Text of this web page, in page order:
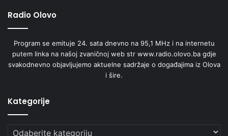
Radio Olovo
Program se emituje 24. sata dnevno na 95,1 MHz i na internetu
putem linka na našoj zvaničnoj web str www.radio.olovo.ba gdje
svakodnevno objavljujemo aktuelne sadržaje o događajima iz Olova
i šire.
Kategorije
Kategorije